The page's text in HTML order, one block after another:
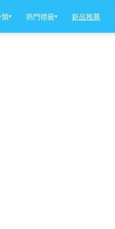
類▾ 熱門標籤▾ 新品推薦